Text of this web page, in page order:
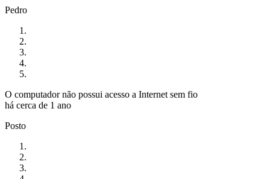
Pedro
O computador não possui acesso a Internet sem fio
há cerca de 1 ano
Posto